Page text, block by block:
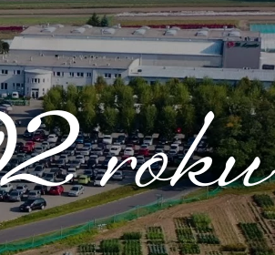
roku